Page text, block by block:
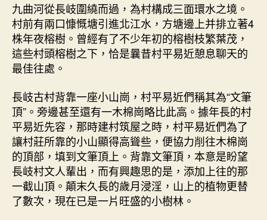
九曲河從長岐圍繞而過，為村構成三面環水之境。
村前有兩口慷慨塘引進北江水，方塘邊上并排立著4
株年夜榕樹。曾經有了不少年初的榕樹枝繁葉茂，
這些村頭榕樹之下，恰是曩昔村平易近憩息聊天的
最佳往處。
長岐古村背靠一座小山崗，村平易近們稱其為“文筆
頂”。旁邊甚至還有一木棉崗略比此高。據年長的村
平易近先容，那時建村筑屋之時，村平易近們為了
讓村莊所靠的小山顯得高聳些，便協力削往木棉崗
的頂部，填到文筆頂上。背靠文筆頂，本意是盼望
長岐村文人輩出，而有興趣思的是，添加上往的那
一截山頂。顛末久長的歲月浸淫，山上的植物更替
了數次，現在已是一片旺盛的小樹林。